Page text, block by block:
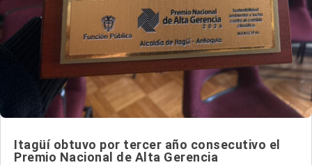
Itagüí obtuvo por tercer año consecutivo el
Premio Nacional de Alta Gerencia